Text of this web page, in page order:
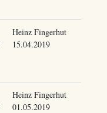
Heinz Fingerhut
15.04.2019
Heinz Fingerhut
01.05.2019